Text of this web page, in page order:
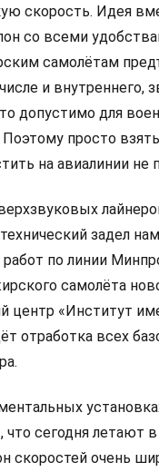
скорость. Идея
со всеми
самолётам
и внутреннего,
допустимо для
просто
на авиалинии не
задел
по линии
самолёта
центр «Институт
отработка всех
сегодня летают
скоростей очень